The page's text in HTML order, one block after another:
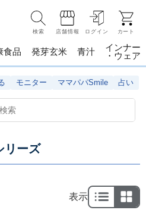
検索 店舗情報 ログイン カート
食品 発芽玄米 青汁
インナー
・ウェア
モニター ママパパSmile 占い
リーズ
表示